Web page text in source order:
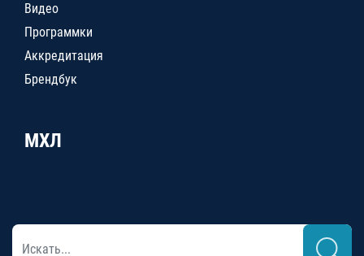
Видео
Программки
Аккредитация
Брендбук
МХЛ